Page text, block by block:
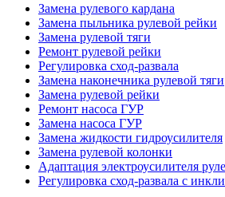
Замена рулевого кардана
Замена пыльника рулевой рейки
Замена рулевой тяги
Ремонт рулевой рейки
Регулировка сход-развала
Замена наконечника рулевой тяги
Замена рулевой рейки
Ремонт насоса ГУР
Замена насоса ГУР
Замена жидкости гидроусилителя
Замена рулевой колонки
Адаптация электроусилителя
Регулировка сход-развала с